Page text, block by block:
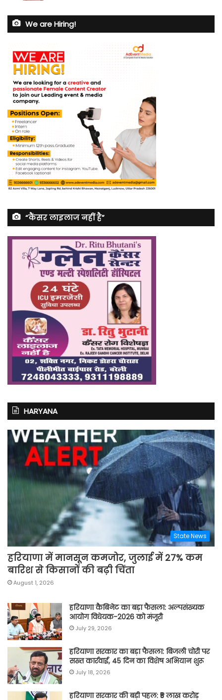
We are Hiring!
“कैंसर लाइलाज नहीं है”
HARYANA
State News
हरियाणा में मानसून कमजोर, जुलाई में 27% कम
बारिश से किसानों की बढ़ी चिंता
August 1, 2026
हरियाणा कैबिनेट का बड़ा फैसला: अल्पसंख्यक
आयोग विधेयक-2026 को मंजूरी
July 29, 2026
हरियाणा सरकार का बड़ा फैसला: बिजली चोरी पर
सख्त कार्रवाई, 45 दिन का विशेष अभियान शुरू
July 18, 2026
हरियाणा सरकार की बड़ी पहल: ₹5 लाख करोड़